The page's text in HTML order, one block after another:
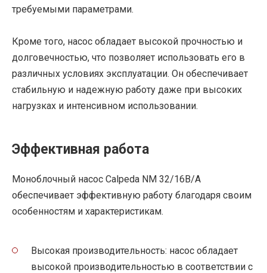
требуемыми параметрами.
Кроме того, насос обладает высокой прочностью и
долговечностью, что позволяет использовать его в
различных условиях эксплуатации. Он обеспечивает
стабильную и надежную работу даже при высоких
нагрузках и интенсивном использовании.
Эффективная работа
Моноблочный насос Calpeda NM 32/16B/A
обеспечивает эффективную работу благодаря своим
особенностям и характеристикам.
Высокая производительность: насос обладает
высокой производительностью в соответствии с